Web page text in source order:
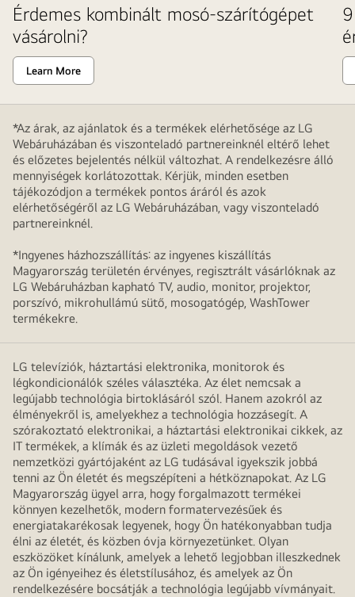
Érdemes kombinált mosó-szárítógépet
vásárolni?
Learn More
*Az árak, az ajánlatok és a termékek elérhetősége az LG
Webáruházában és viszonteladó partnereinknél eltérő lehet
és előzetes bejelentés nélkül változhat. A rendelkezésre álló
mennyiségek korlátozottak. Kérjük, minden esetben
tájékozódjon a termékek pontos áráról és azok
elérhetőségéről az LG Webáruházában, vagy viszonteladó
partnereinknél.
*Ingyenes házhozszállítás: az ingyenes kiszállítás
Magyarország területén érvényes, regisztrált vásárlóknak az
LG Webáruházban kapható TV, audio, monitor, projektor,
porszívó, mikrohullámú sütő, mosogatógép, WashTower
termékekre.
LG televíziók, háztartási elektronika, monitorok és
légkondicionálók széles választéka. Az élet nemcsak a
legújabb technológia birtoklásáról szól. Hanem azokról az
élményekről is, amelyekhez a technológia hozzásegít. A
szórakoztató elektronikai, a háztartási elektronikai cikkek, az
IT termékek, a klímák és az üzleti megoldások vezető
nemzetközi gyártójaként az LG tudásával igyekszik jobbá
tenni az Ön életét és megszépíteni a hétköznapokat. Az LG
Magyarország ügyel arra, hogy forgalmazott termékei
könnyen kezelhetők, modern formatervezésűek és
energiatakarékosak legyenek, hogy Ön hatékonyabban tudja
élni az életét, és közben óvja környezetünket. Olyan
eszközöket kínálunk, amelyek a lehető legjobban illeszkednek
az Ön igényeihez és életstílusához, és amelyek az Ön
rendelkezésére bocsátják a technológia legújabb vívmányait.